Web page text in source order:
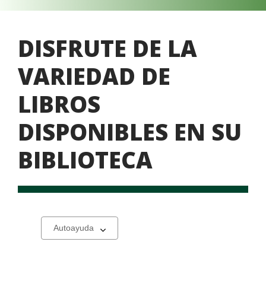
DISFRUTE DE LA
VARIEDAD DE
LIBROS
DISPONIBLES EN SU
BIBLIOTECA
Libros
disponibles
Select
a